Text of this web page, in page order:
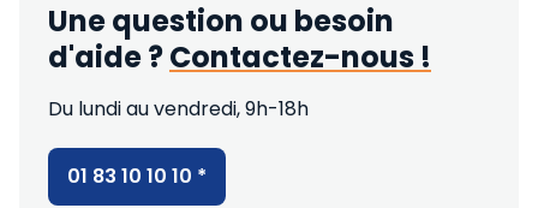
Une question ou besoin
d'aide ?Contactez-nous !
Du lundi au vendredi, 9h-18h
01 83 10 10 10 *